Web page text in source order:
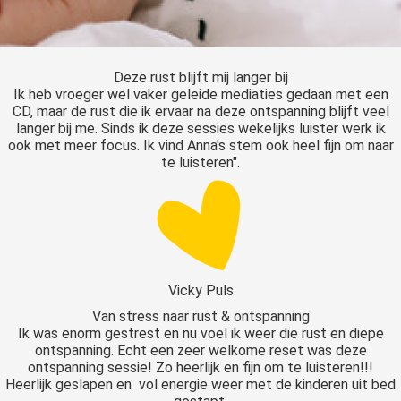
Deze rust blijft mij langer bij
Ik heb vroeger wel vaker geleide mediaties gedaan met een
CD, maar de rust die ik ervaar na deze ontspanning blijft veel
langer bij me. Sinds ik deze sessies wekelijks luister werk ik
ook met meer focus. Ik vind Anna's stem ook heel fijn om naar
te luisteren".
Vicky Puls
Van stress naar rust & ontspanning
Ik was enorm gestrest en nu voel ik weer die rust en diepe
ontspanning. Echt een zeer welkome reset was deze
ontspanning sessie! Zo heerlijk en fijn om te luisteren!!!
Heerlijk geslapen en vol energie weer met de kinderen uit bed
worden
gebruikt
te